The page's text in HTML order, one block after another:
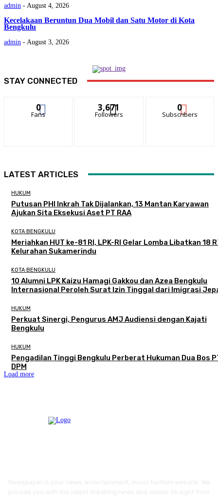
admin - August 4, 2026
Kecelakaan Beruntun Dua Mobil dan Satu Motor di Kota
Bengkulu
admin - August 3, 2026
STAY CONNECTED
0
Fans
3,671
Followers
0
Subscribers
LATEST ARTICLES
HUKUM
Putusan PHI Inkrah Tak Dijalankan, 13 Mantan Karyawan
Ajukan Sita Eksekusi Aset PT RAA
KOTA BENGKULU
Meriahkan HUT ke-81 RI, LPK-RI Gelar Lomba Libatkan 18
Kelurahan Sukamerindu
KOTA BENGKULU
‎10 Alumni LPK Kaizu Hamagi Gakkou dan Azea Bengkulu
Internasional Peroleh Surat Izin Tinggal dari Imigrasi
HUKUM
Perkuat Sinergi, Pengurus AMJ Audiensi dengan Kajati
Bengkulu
HUKUM
Pengadilan Tinggi Bengkulu Perberat Hukuman Dua Bos
DPM
Load more